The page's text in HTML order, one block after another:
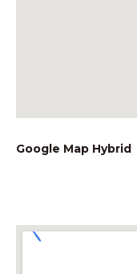
Google Map Hybrid